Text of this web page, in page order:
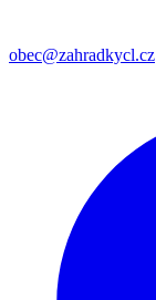
obec@zahradkycl.cz